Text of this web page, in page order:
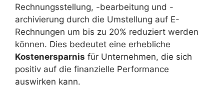
Rechnungsstellung, -bearbeitung und -
archivierung durch die Umstellung auf E-
Rechnungen um bis zu 20% reduziert werden
können. Dies bedeutet eine erhebliche
Kostenersparnis für Unternehmen, die sich
positiv auf die finanzielle Performance
auswirken kann.